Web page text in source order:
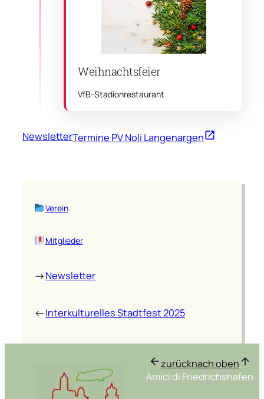
Weihnachtsfeier
VfB-Stadionrestaurant
NewsletterTermine PV Noli Langenargen
Verein
Mitglieder
→Newsletter
←Interkulturelles Stadtfest 2025
zurücknach oben
Amici di Friedrichshafen